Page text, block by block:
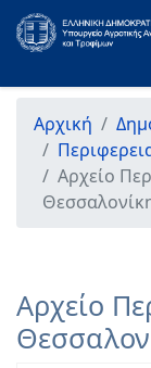
Αρχική
Αρχείο
Αρχείο